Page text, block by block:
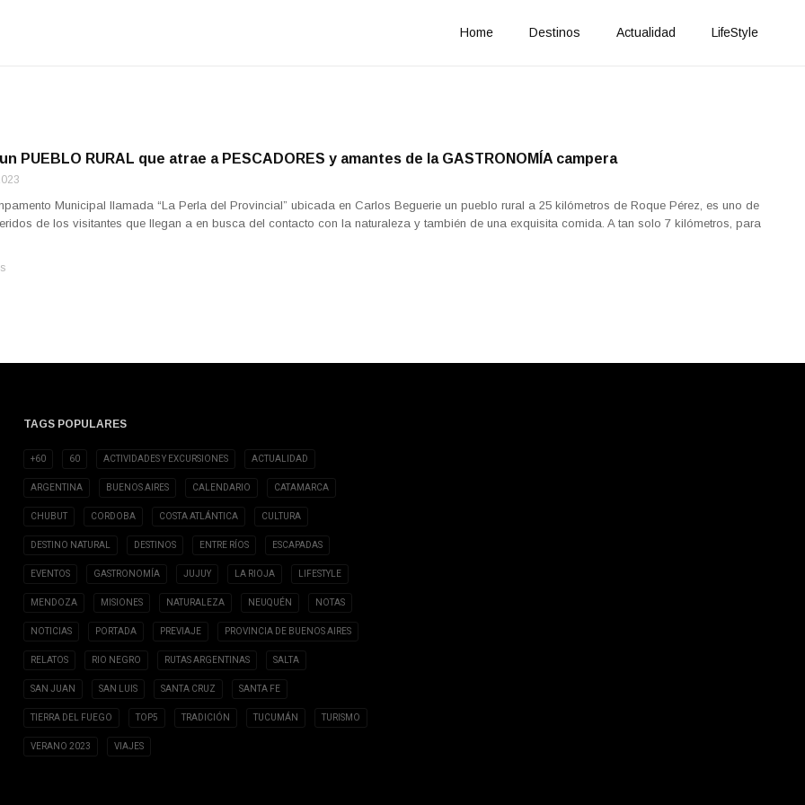
Home Destinos Actualidad LifeStyle
un PUEBLO RURAL que atrae a PESCADORES y amantes de la GASTRONOMÍA campera
Municipal llamada “La Perla del Provincial” ubicada en Carlos Beguerie un pueblo rural a 25 kilómetros de Roque Pérez, es uno de
de los visitantes que llegan a en busca del contacto con la naturaleza y también de una exquisita comida. A tan solo 7 kilómetros, para
TAGS POPULARES
+60 60 ACTIVIDADES Y EXCURSIONES ACTUALIDAD
ARGENTINA BUENOS AIRES CALENDARIO CATAMARCA
CHUBUT CORDOBA COSTA ATLÁNTICA CULTURA
DESTINO NATURAL DESTINOS ENTRE RÍOS ESCAPADAS
EVENTOS GASTRONOMÍA JUJUY LA RIOJA LIFESTYLE
MENDOZA MISIONES NATURALEZA NEUQUÉN NOTAS
NOTICIAS PORTADA PREVIAJE PROVINCIA DE BUENOS AIRES
RELATOS RIO NEGRO RUTAS ARGENTINAS SALTA
SAN JUAN SAN LUIS SANTA CRUZ SANTA FE
TIERRA DEL FUEGO TOP5 TRADICIÓN TUCUMÁN TURISMO
VERANO 2023 VIAJES